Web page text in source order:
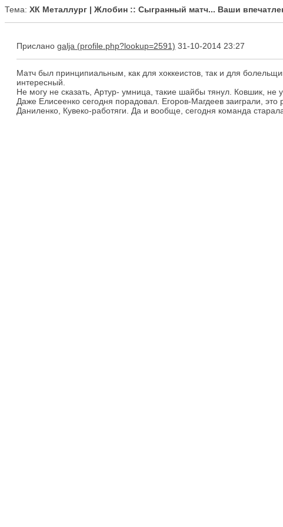
Тема: ХК Металлург | Жлобин :: Сыгранный матч... Ваши
Прислано galja 31-10-2014 23:27
Матч был принципиальным, как для хоккеистов, так и для
интересный.
Не могу не сказать, Артур- умница, такие шайбы тянул. Ковшик, не
Даже Елисеенко сегодня порадовал. Егоров-Магдеев заиграли, это
Даниленко, Кувеко-работяги. Да и вообще, сегодня команда